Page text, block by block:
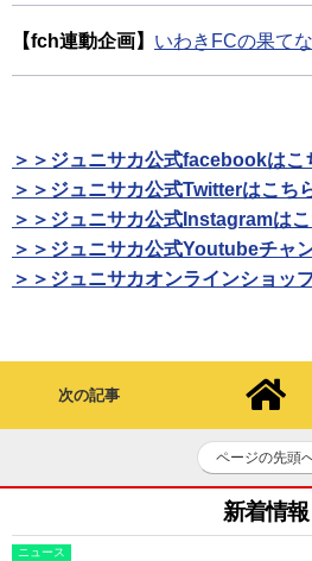
【fch連動企画】 いわきFCの果て
＞＞ジュニサカ公式facebookはこ
＞＞ジュニサカ公式Twitterはこち
＞＞ジュニサカ公式Instagramは
＞＞ジュニサカ公式Youtubeチャ
＞＞ジュニサカオンラインショッ
次の記事
ページの先頭
新着情報
ニュース